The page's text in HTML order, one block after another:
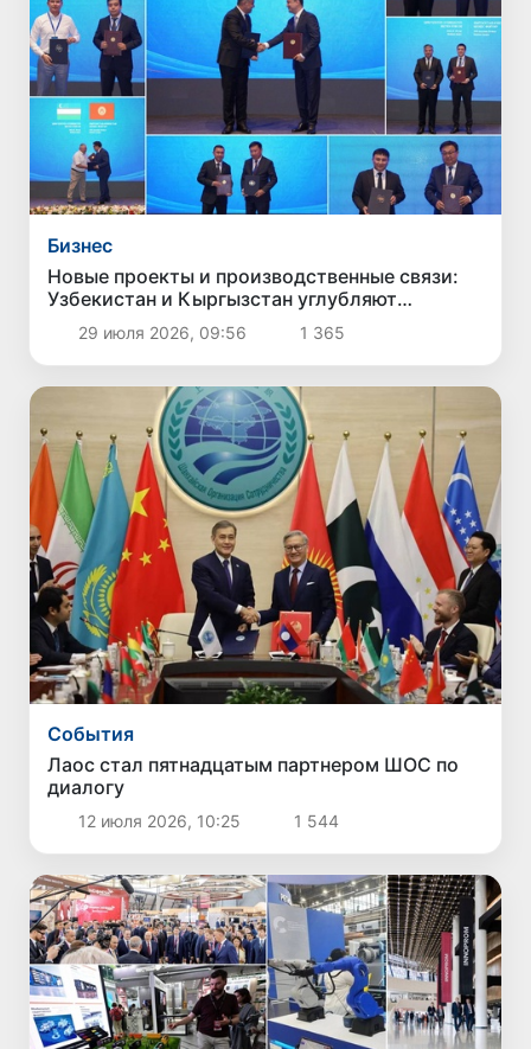
Бизнес
Новые проекты и производственные связи:
Узбекистан и Кыргызстан углубляют
сотрудничество
29 июля 2026, 09:56 1 365
Cобытия
Лаос стал пятнадцатым партнером ШОС по
диалогу
12 июля 2026, 10:25 1 544